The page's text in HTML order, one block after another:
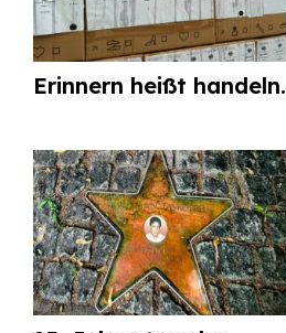
Erinnern heißt handeln.